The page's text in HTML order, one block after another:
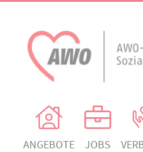
ANGEBOTE JOBS